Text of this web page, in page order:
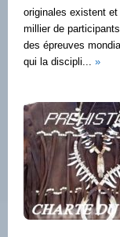
originales existent
millier de
des épreuves
qui la discipli... »